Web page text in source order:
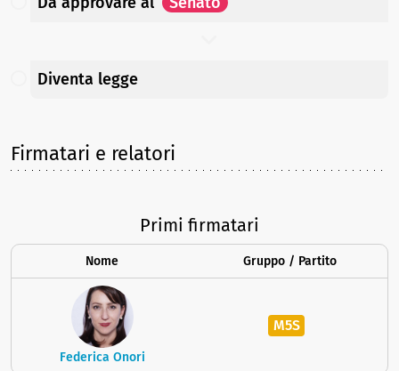
Diventa legge
Firmatari e relatori
Primi firmatari
Nome Gruppo / Partito
Federica Onori
M5S